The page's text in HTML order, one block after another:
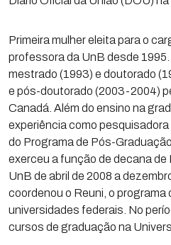
Primeira mulher eleita para o
professora da UnB desde
mestrado (1993) e doutorado
e pós-doutorado (2003-2004)
Canadá. Além do ensino na
experiência como
do Programa de Pós-
exerceu a função de decana de
UnB de abril de 2008 a
coordenou o Reuni, o
universidades federais. No
cursos de graduação na